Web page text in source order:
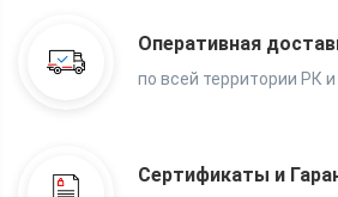
Оперативная
по всей территории РК
Сертификаты и